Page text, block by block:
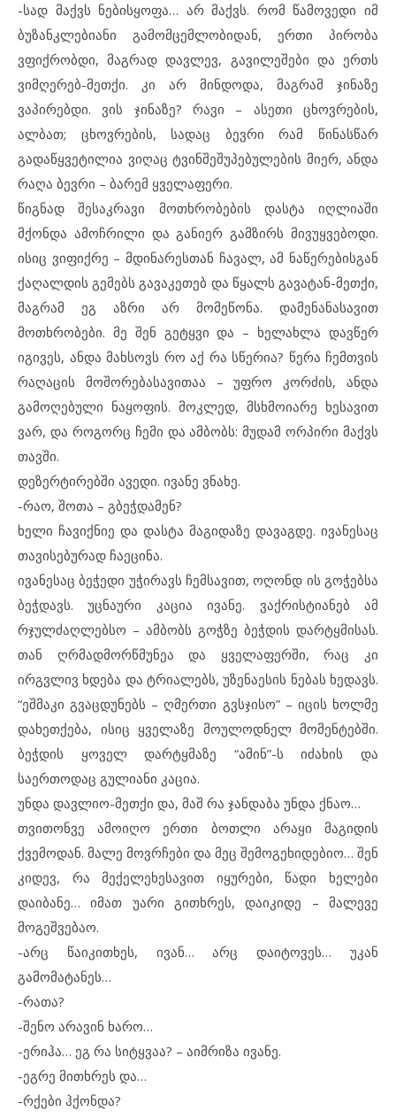
-სად მაქვს ნებისყოფა… არ მაქვს. რომ წამოვედი იმ
ბუზანკლებიანი გამომცემლობიდან, ერთი პირობა
ვფიქრობდი, მაგრად დავლევ, გავილეშები და ერთს
ვიმღერებ-მეთქი. კი არ მინდოდა, მაგრამ ჯინაზე
ვაპირებდი. ვის ჯინაზე? რავი – ასეთი ცხოვრების,
ალბათ; ცხოვრების, სადაც ბევრი რამ წინასწარ
გადაწყვეტილია ვიღაც ტვინშეშუპებულების მიერ, ანდა
რაღა ბევრი – ბარემ ყველაფერი.
წიგნად შესაკრავი მოთხრობების დასტა იღლიაში
მქონდა ამოჩრილი და განიერ გამზირს მივუყვებოდი.
ისიც ვიფიქრე – მდინარესთან ჩავალ, ამ ნაწერებისგან
ქაღალდის გემებს გავაკეთებ და წყალს გავატან-მეთქი,
მაგრამ ეგ აზრი არ მომეწონა. დამენანასავით
მოთხრობები. მე შენ გეტყვი და – ხელახლა დავწერ
იგივეს, ანდა მახსოვს რო აქ რა სწერია? წერა ჩემთვის
რაღაცის მოშორებასავითაა – უფრო კორძის, ანდა
გამოღებული ნაყოფის. მოკლედ, მსხმოიარე ხესავით
ვარ, და როგორც ჩემი და ამბობს: მუდამ ორპირი მაქვს
თავში.
დეზერტირებში ავედი. ივანე ვნახე.
-რაო, შოთა – გბეჭდამენ?
ხელი ჩავიქნიე და დასტა მაგიდაზე დავაგდე. ივანესაც
თავისებურად ჩაეცინა.
ივანესაც ბეჭედი უჭირავს ჩემსავით, ოღონდ ის გოჭებსა
ბეჭდავს. უცნაური კაცია ივანე. ვაქრისტიანებ ამ
რჯულძაღლებსო – ამბობს გოჭზე ბეჭდის დარტყმისას.
თან ღრმადმორწმუნეა და ყველაფერში, რაც კი
ირგვლივ ხდება და ტრიალებს, უზენაესის ნებას ხედავს.
“ეშმაკი გვაცდუნებს – ღმერთი გვსჯისო” – იცის ხოლმე
დახეთქება, ისიც ყველაზე მოულოდნელ მომენტებში.
ბეჭდის ყოველ დარტყმაზე “ამინ”-ს იძახის და
საერთოდაც გულიანი კაცია.
უნდა დავლიო-მეთქი და, მაშ რა ჯანდაბა უნდა ქნაო…
თვითონვე ამოიღო ერთი ბოთლი არაყი მაგიდის
ქვემოდან. მალე მოვრჩები და მეც შემოგეხიდებიო… შენ
კიდევ, რა მექელეხესავით იყურები, წადი ხელები
დაიბანე… იმათ უარი გითხრეს, დაიკიდე – მალევე
მოგეშვებაო.
-არც წაიკითხეს, ივან… არც დაიტოვეს… უკან
გამომატანეს…
-რათა?
-შენო არავინ ხარო…
-ერიჰა… ეგ რა სიტყვაა? – აიმრიზა ივანე.
-ეგრე მითხრეს და…
-რქები ჰქონდა?